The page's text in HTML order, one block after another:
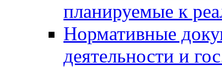
планируемые к
Нормативные
деятельности и